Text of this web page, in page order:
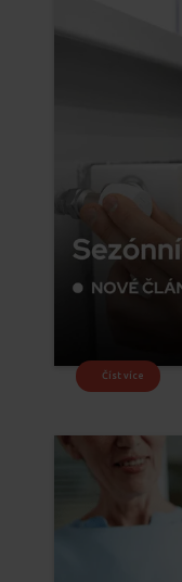
Číst více